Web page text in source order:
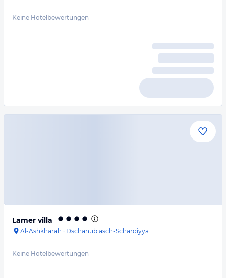
Keine Hotelbewertungen
Lamer villa
Al-Ashkharah · Dschanub asch-Scharqiyya
Keine Hotelbewertungen